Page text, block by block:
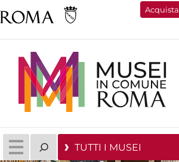
Acquista
TUTTI I MUSEI